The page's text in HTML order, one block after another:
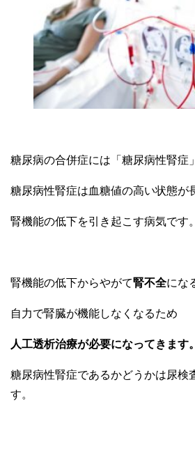
糖尿病の合併症には「糖尿病性腎症
糖尿病性腎症は血糖値の高い状態が
腎機能の低下を引き起こす病気です。
腎機能の低下からやがて腎不全にな
自力で腎臓が機能しなくなるため
人工透析治療が必要になってきます。
糖尿病性腎症であるかどうかは尿検
す。